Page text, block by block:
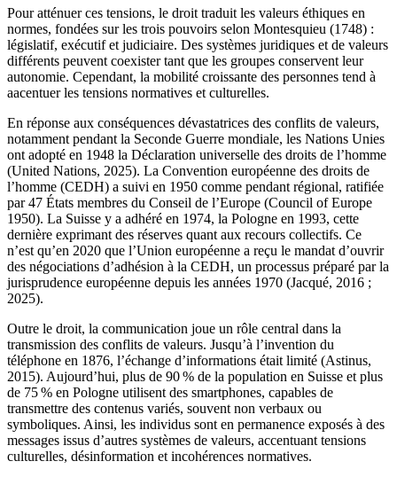
Pour atténuer ces tensions, le droit traduit les valeurs éthiques en
normes, fondées sur les trois pouvoirs selon Montesquieu (1748) :
législatif, exécutif et judiciaire. Des systèmes juridiques et de valeurs
différents peuvent coexister tant que les groupes conservent leur
autonomie. Cependant, la mobilité croissante des personnes tend à
aacentuer les tensions normatives et culturelles.
En réponse aux conséquences dévastatrices des conflits de valeurs,
notamment pendant la Seconde Guerre mondiale, les Nations Unies
ont adopté en 1948 la Déclaration universelle des droits de l’homme
(United Nations, 2025). La Convention européenne des droits de
l’homme (CEDH) a suivi en 1950 comme pendant régional, ratifiée
par 47 États membres du Conseil de l’Europe (Council of Europe
1950). La Suisse y a adhéré en 1974, la Pologne en 1993, cette
dernière exprimant des réserves quant aux recours collectifs. Ce
n’est qu’en 2020 que l’Union européenne a reçu le mandat d’ouvrir
des négociations d’adhésion à la CEDH, un processus préparé par la
jurisprudence européenne depuis les années 1970 (Jacqué, 2016 ;
2025).
Outre le droit, la communication joue un rôle central dans la
transmission des conflits de valeurs. Jusqu’à l’invention du
téléphone en 1876, l’échange d’informations était limité (Astinus,
2015). Aujourd’hui, plus de 90% de la population en Suisse et plus
de 75% en Pologne utilisent des smartphones, capables de
transmettre des contenus variés, souvent non verbaux ou
symboliques. Ainsi, les individus sont en permanence exposés à des
messages issus d’autres systèmes de valeurs, accentuant tensions
culturelles, désinformation et incohérences normatives.